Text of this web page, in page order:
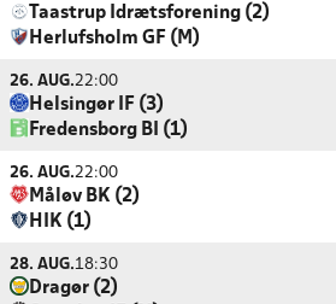
Taastrup Idrætsforening (2)
Herlufsholm GF (M)
26. AUG.22:00
Helsingør IF (3)
Fredensborg BI (1)
26. AUG.22:00
Måløv BK (2)
HIK (1)
28. AUG.18:30
Dragør (2)